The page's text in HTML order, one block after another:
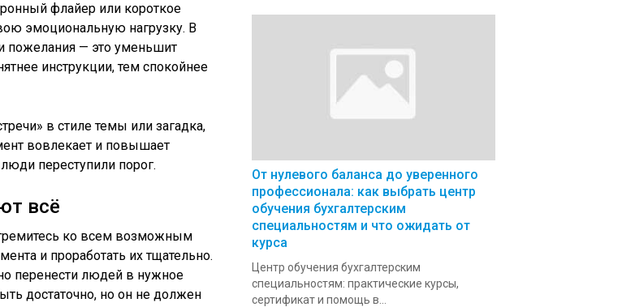
флайер или короткое
эмоциональную нагрузку. В
пожелания — это уменьшит
инструкции, тем спокойнее
в стиле темы или загадка,
вовлекает и повышает
переступили порог.
всё
ко всем возможным
и проработать их тщательно.
перенести людей в нужное
достаточно, но он не должен
От нулевого баланса до уверенного
профессионала: как выбрать центр
обучения бухгалтерским
специальностям и что ожидать от
курса
Центр обучения бухгалтерским
специальностям: практические курсы,
сертификат и помощь в...